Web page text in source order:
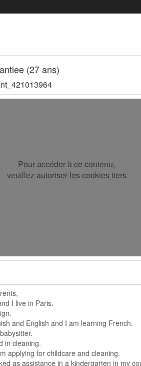
(27 ans)
Pour accéder à ce contenu,
veuillez autoriser les cookies tiers